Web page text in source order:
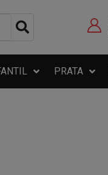
PRATA